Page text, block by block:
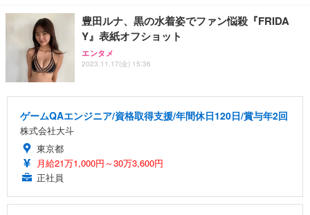
豊田ルナ、黒の水着姿でファン悩殺『FRIDA
Y』表紙オフショット
エンタメ
2023.11.17(金) 15:36
ゲームQAエンジニア/資格取得支援/年間休日120日/賞与年2回
株式会社大斗
東京都
月給21万1,000円～30万3,600円
正社員